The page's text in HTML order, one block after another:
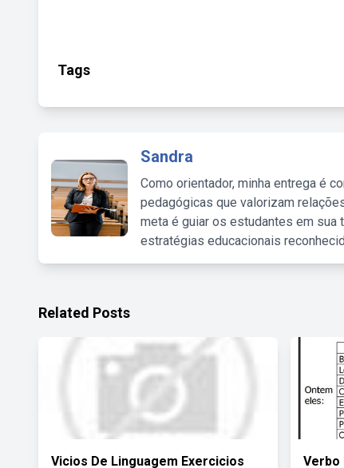
Tags
Sandra
Como orientador, minha entrega é
pedagógicas que valorizam
meta é guiar os estudantes em sua
estratégias educacionais
Related Posts
Vicios De Linguagem Exercicios Verbo